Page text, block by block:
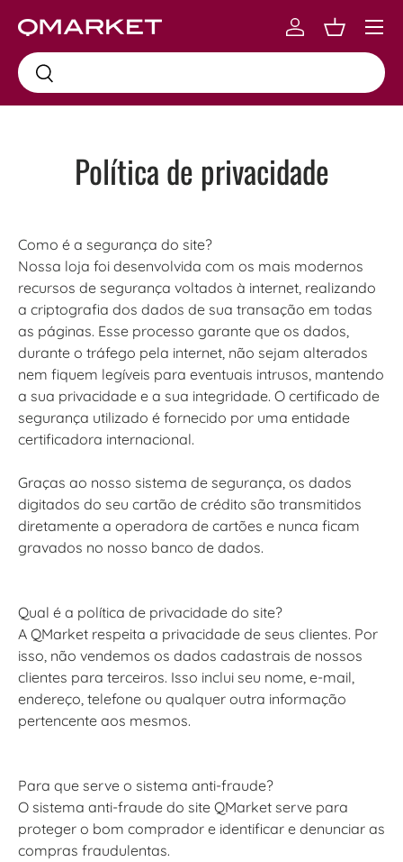
Skip to content
Busca
Busca
Log inCarrinho
Menu
Política de privacidade
Como é a segurança do site?
Nossa loja foi desenvolvida com os mais modernos
recursos de segurança voltados à internet, realizando
a criptografia dos dados de sua transação em todas
as páginas. Esse processo garante que os dados,
durante o tráfego pela internet, não sejam alterados
nem fiquem legíveis para eventuais intrusos, mantendo
a sua privacidade e a sua integridade. O certificado de
segurança utilizado é fornecido por uma entidade
certificadora internacional.
Graças ao nosso sistema de segurança, os dados
digitados do seu cartão de crédito são transmitidos
diretamente a operadora de cartões e nunca ficam
gravados no nosso banco de dados.
Qual é a política de privacidade do site?
A QMarket respeita a privacidade de seus clientes. Por
isso, não vendemos os dados cadastrais de nossos
clientes para terceiros. Isso inclui seu nome, e-mail,
endereço, telefone ou qualquer outra informação
pertencente aos mesmos.
Para que serve o sistema anti-fraude?
O sistema anti-fraude do site QMarket serve para
proteger o bom comprador e identificar e denunciar as
compras fraudulentas.